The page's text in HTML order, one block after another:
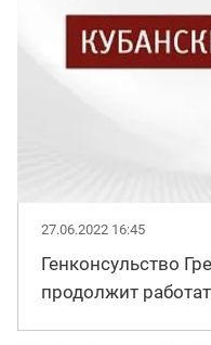
27.06.2022 16:45
Генконсульство
продолжит